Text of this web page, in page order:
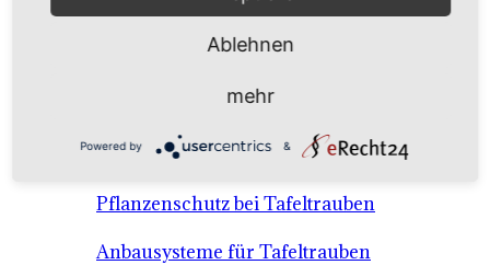
Anbausysteme & Recht
Tafeltrauben A-Z Sortenbeschreibungen
Tafeltraubenanbau - rechtliche
Voraussetzungen
Pflanzenschutz bei Tafeltrauben
Anbausysteme für Tafeltrauben
Ablehnen
mehr
Powered by &